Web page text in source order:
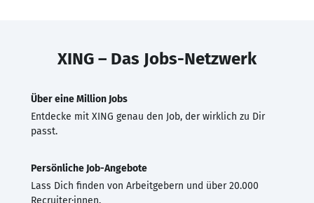
XING – Das Jobs-Netzwerk
Über eine Million Jobs
Entdecke mit XING genau den Job, der wirklich zu Dir
passt.
Persönliche Job-Angebote
Lass Dich finden von Arbeitgebern und über 20.000
Recruiter·innen.